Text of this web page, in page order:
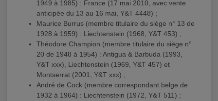
1949 à 1985) : France (17 mai 2010, avec vente
anticipée du 13 au 16 mai, Y&T 4448) ;
Maurice Burrus (membre titulaire du siège n° 13 de
1928 à 1959) : Liechtenstein (1968, Y&T 453) ;
Théodore Champion (membre titulaire du siège n°
20 de 1948 à 1954) : Antigua & Barbuda (1993,
Y&T xxx), Liechtenstein (1969, Y&T 457) et
Montserrat (2001, Y&T xxx) ;
André de Cock (membre correspondant belge de
1932 à 1964) : Liechtenstein (1972, Y&T 511) ;